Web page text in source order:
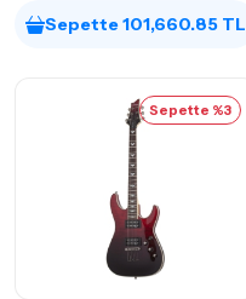
Sepette 101,660.85 TL
Sepette %3